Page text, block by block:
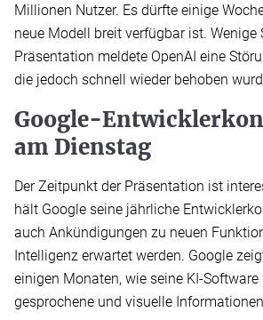
Millionen Nutzer. Es dürfte einige
neue Modell breit verfügbar ist. Wenige
Präsentation meldete OpenAI eine
die jedoch schnell wieder behoben
Google-
am Dienstag
Der Zeitpunkt der Präsentation ist
hält Google seine jährliche
auch Ankündigungen zu neuen
Intelligenz erwartet werden. Google
einigen Monaten, wie seine KI-Software
gesprochene und visuelle